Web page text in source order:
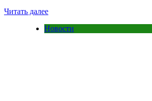
Читать далее
Новости